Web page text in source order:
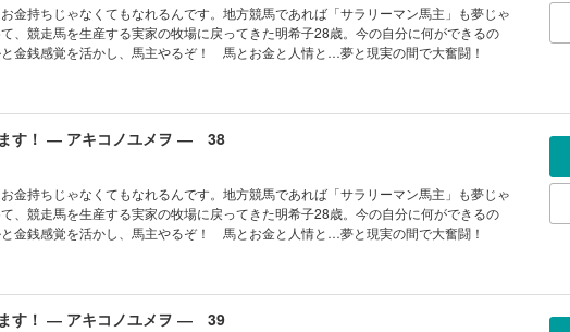
お金持ちじゃなくてもなれるんです。地方競馬であれば「サラリーマン馬主」も夢じゃ
、競走馬を生産する実家の牧場に戻ってきた明希子28歳。今の自分に何ができるの
金銭感覚を活かし、馬主やるぞ！ 馬とお金と人情と…夢と現実の間で大奮闘！
ます！ ― アキコノユメヲ ― 38
お金持ちじゃなくてもなれるんです。地方競馬であれば「サラリーマン馬主」も夢じゃ
、競走馬を生産する実家の牧場に戻ってきた明希子28歳。今の自分に何ができるの
金銭感覚を活かし、馬主やるぞ！ 馬とお金と人情と…夢と現実の間で大奮闘！
ます！ ― アキコノユメヲ ― 39